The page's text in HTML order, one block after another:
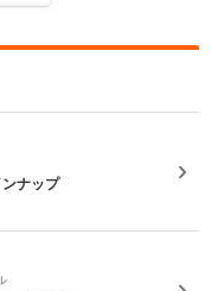
ナップ